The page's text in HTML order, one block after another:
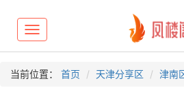
Toggle
navigation
当前位置： 首页 天津分享区 津南